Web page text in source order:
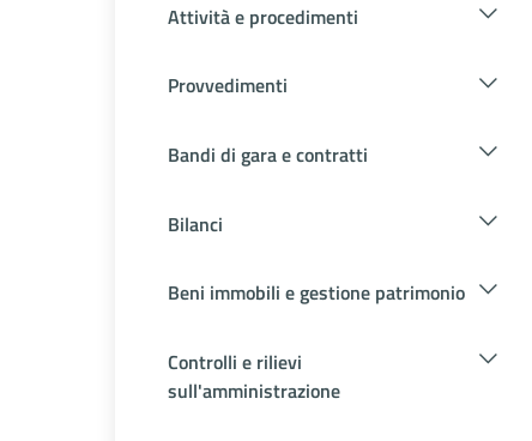
Attività e procedimenti
Provvedimenti
Bandi di gara e contratti
Bilanci
Beni immobili e gestione patrimonio
Controlli e rilievi
sull'amministrazione